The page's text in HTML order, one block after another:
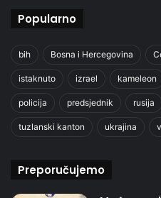
Popularno
bih Bosna i Hercegovina
istaknuto izrael kameleon
policija predsjednik rusija
tuzlanski kanton ukrajina
Preporučujemo